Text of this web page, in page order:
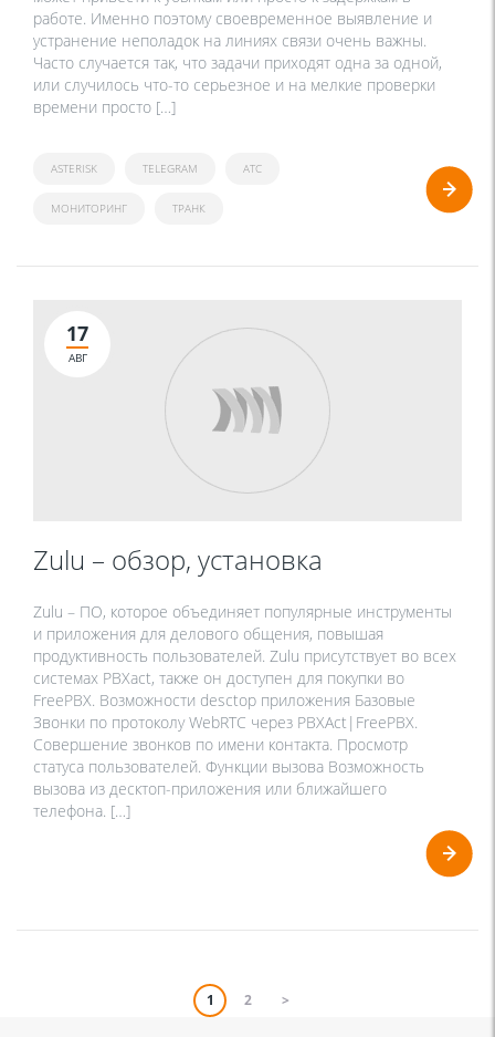
работе. Именно поэтому своевременное выявление и
устранение неполадок на линиях связи очень важны.
Часто случается так, что задачи приходят одна за одной,
или случилось что-то серьезное и на мелкие проверки
времени просто […]
ASTERISK TELEGRAM АТС
МОНИТОРИНГ ТРАНК
17
АВГ
Zulu – обзор, установка
Zulu – ПО, которое объединяет популярные инструменты
и приложения для делового общения, повышая
продуктивность пользователей. Zulu присутствует во всех
системах PBXact, также он доступен для покупки во
FreePBX. Возможности desctop приложения Базовые
Звонки по протоколу WebRTC через PBXAct|FreePBX.
Совершение звонков по имени контакта. Просмотр
статуса пользователей. Функции вызова Возможность
вызова из десктоп-приложения или ближайшего
телефона. […]
1 2 >